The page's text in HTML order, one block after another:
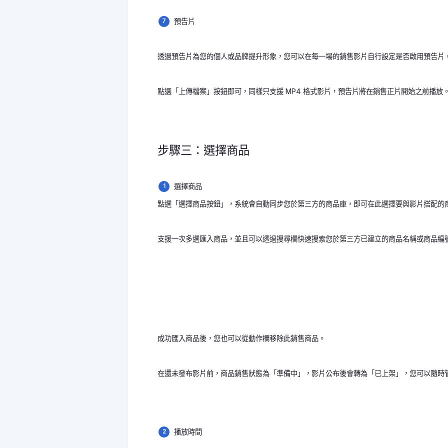
預告片
透過預告片為您的個人或品牌提升形象，您可以在每一場的銷售影片自行設定是否啟用預告片
點選「上傳檔案」按鈕即可，同樣只支援 MP4 格式影片，預告片將在銷售正片開始之前播放。
步驟三：選擇商品
選擇商品
點選「選擇商品按鈕」，系統會自動同步您於第三方的商品庫，即可在此選擇要與影片搭配的
支援一次多選匯入商品，並且可以透過搜尋欄快速搜索您於第三方已建立的商品名稱或商品編
成功匯入商品後，您也可以從動作欄移除此銷售商品。
在還未發布影片前，商品銷售狀態為「準備中」，影片公布後會轉為「已上架」，您可以隨時
播放時間